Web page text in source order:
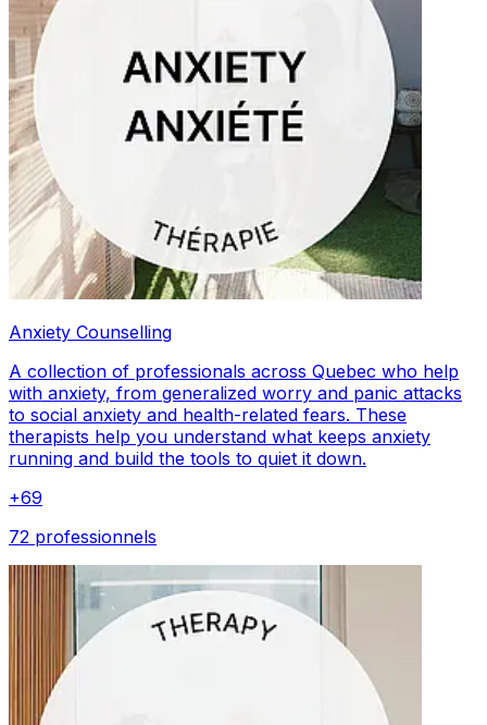
Anxiety Counselling
A collection of professionals across Quebec who help
with anxiety, from generalized worry and panic attacks
to social anxiety and health-related fears. These
therapists help you understand what keeps anxiety
running and build the tools to quiet it down.
+69
72 professionnels